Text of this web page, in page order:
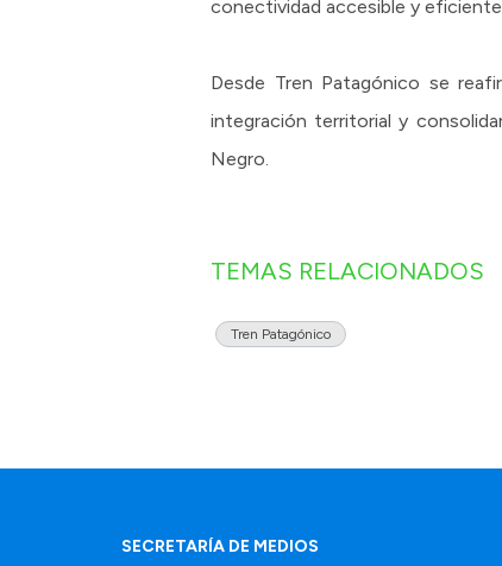
conectividad accesible y
Desde Tren Patagónico se
integración territorial y
Negro.
TEMAS RELACIONADOS
Tren Patagónico
SECRETARÍA DE MEDIOS